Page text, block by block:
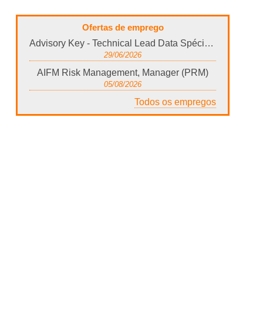
Ofertas de emprego
Advisory Key - Technical Lead Data Spécialisé en Data Quality
29/06/2026
AIFM Risk Management, Manager (PRM)
05/08/2026
Todos os empregos